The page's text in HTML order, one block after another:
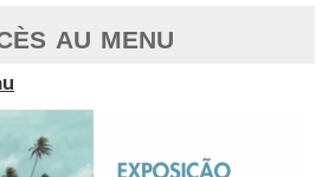
au menu